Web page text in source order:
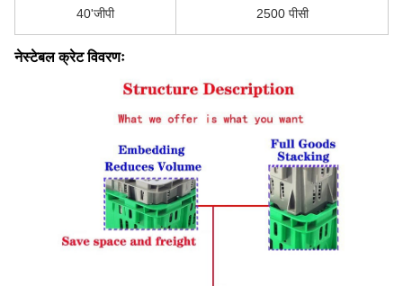
40'जीपी 2500 पीसी
नेस्टेबल क्रेट विवरणः